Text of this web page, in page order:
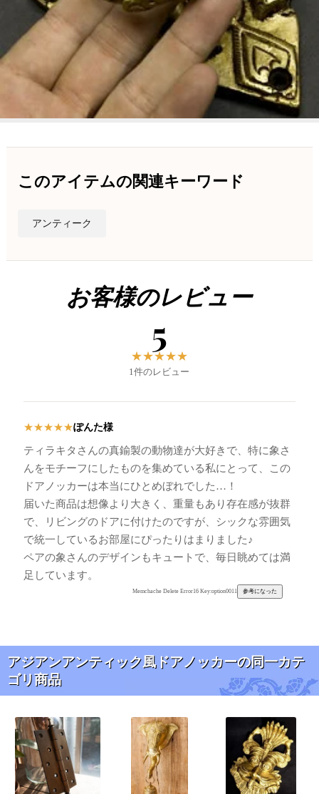
このアイテムの関連キーワード
アンティーク
お客様のレビュー
5
★★★★★
1件のレビュー
★★★★★ぽんた様
ティラキタさんの真鍮製の動物達が大好きで、特に象さ
んをモチーフにしたものを集めている私にとって、この
ドアノッカーは本当にひとめぼれでした…！
届いた商品は想像より大きく、重量もあり存在感が抜群
で、リビングのドアに付けたのですが、シックな雰囲気
で統一しているお部屋にぴったりはまりました♪
ペアの象さんのデザインもキュートで、毎日眺めては満
足しています。
Memchache Delete Error16 Key:option0011
アジアンアンティック風ドアノッカーの同一カテ
ゴリ商品